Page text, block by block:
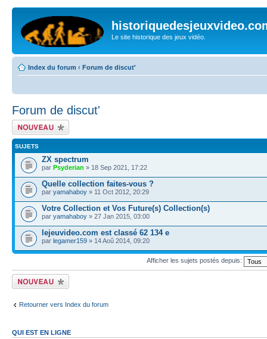
Le site historique des jeux vidéo.
Index du forum ‹ Forum de discut'
Forum de discut'
Écrire un nouveau
sujet
SUJETS
ZX spectrum
par Psyderian » 18 Sep 2021, 17:22
Quelle collection faites-vous ?
par yamahaboy » 11 Oct 2012, 20:29
Votre Collection et Vos Future(s) Collection(s)
par yamahaboy » 27 Jan 2015, 03:00
lejeuvideo.com est classé 62 134 e
par legamer159 » 14 Aoû 2014, 09:20
Afficher les sujets postés depuis:
Écrire un nouveau
sujet
Retourner vers Index du forum
QUI EST EN LIGNE